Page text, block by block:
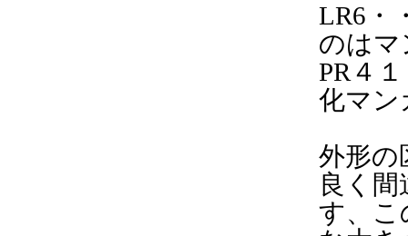
LR6
のは
PR４
化マ
外形
良く
す、こ